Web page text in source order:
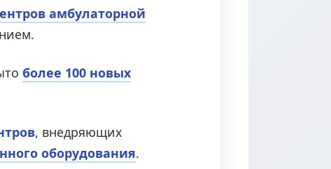
амбулаторной
более 100 новых
, внедряющих
оборудования.